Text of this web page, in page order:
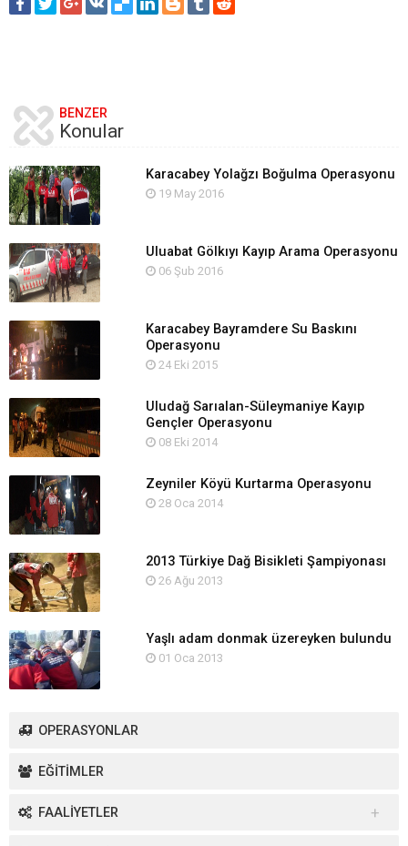
BENZER
Konular
Karacabey Yolağzı Boğulma Operasyonu
19 May 2016
Uluabat Gölkıyı Kayıp Arama Operasyonu
06 Şub 2016
Karacabey Bayramdere Su Baskını
Operasyonu
24 Eki 2015
Uludağ Sarıalan-Süleymaniye Kayıp
Gençler Operasyonu
08 Eki 2014
Zeyniler Köyü Kurtarma Operasyonu
28 Oca 2014
2013 Türkiye Dağ Bisikleti Şampiyonası
26 Ağu 2013
Yaşlı adam donmak üzereyken bulundu
01 Oca 2013
OPERASYONLAR
EĞİTİMLER
FAALİYETLER